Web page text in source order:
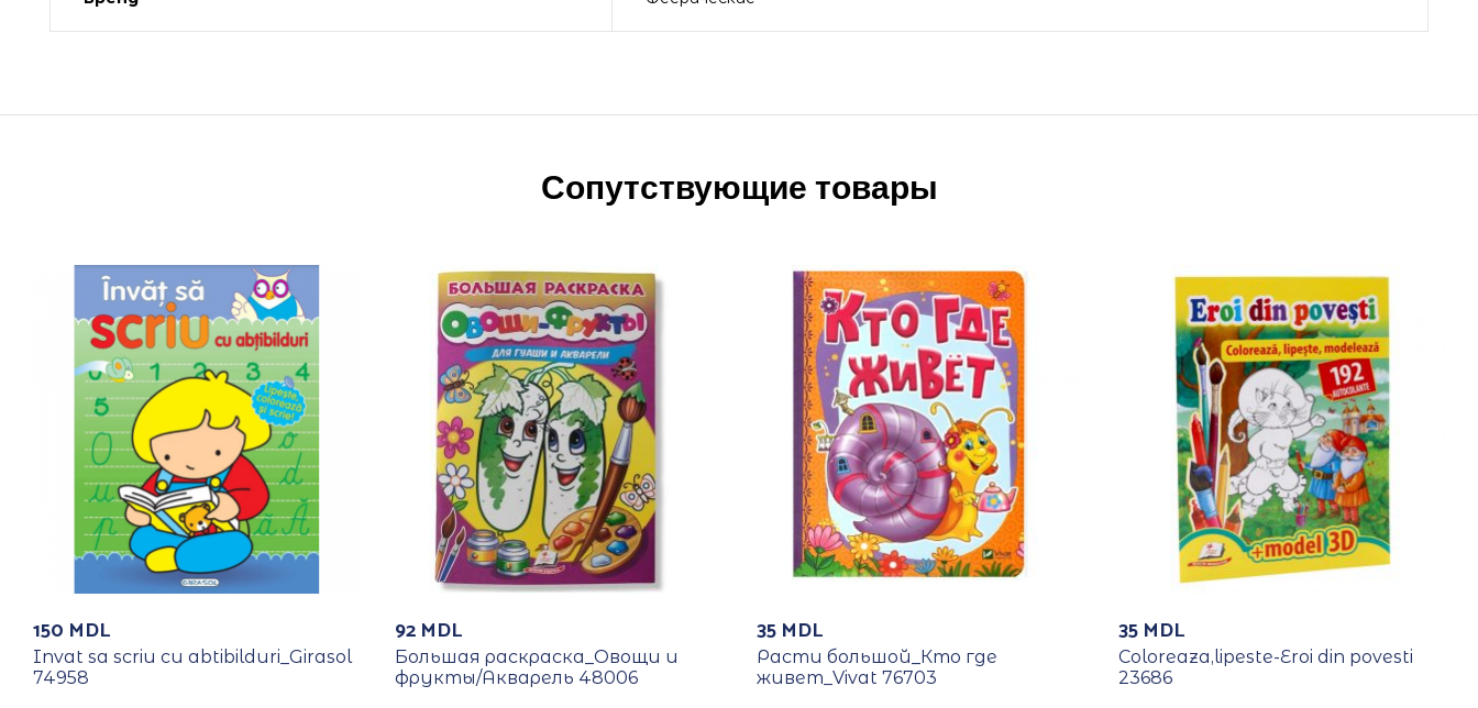
Сопутствующие товары
150 MDL
Invat sa scriu cu abtibilduri_Girasol
74958
92 MDL
Большая раскраска_Овощи и
фрукты/Акварель 48006
35 MDL
Расти большой_Кто где
живет_Vivat 76703
35 MDL
Coloreaza,lipeste-Eroi din povesti
23686